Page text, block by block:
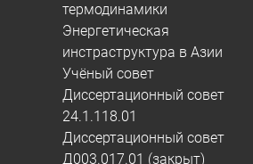
термодинамики
Энергетическая
инстраструктура в Азии
Учёный совет
Диссертационный совет
24.1.118.01
Диссертационный совет
Д003.017.01 (закрыт)